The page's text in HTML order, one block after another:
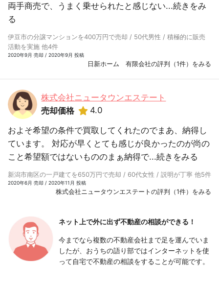
両手商売で、うまく乗せられたと感じない...続きをみ
る
伊豆市の分譲マンションを400万円で売却 / 50代男性 / 積極的に販売
活動を実施 他4件
2020年9月 売却 / 2020年9月 投稿
日新ホーム 有限会社の評判（1件）をみる
株式会社ニュータウンエステート
売却価格
4.0
およそ希望の条件で買取してくれたのでまあ、納得し
ています。 対応が早くとても感じが良かったのが尚の
こと希望額ではないもののまぁ納得で...続きをみる
新潟市南区の一戸建てを650万円で売却 / 60代女性 / 説明が丁寧 他5件
2020年6月 売却 / 2020年11月 投稿
株式会社ニュータウンエステートの評判（1件）をみる
ネット上で外に出ず不動産の相談ができる！
今までなら複数の不動産会社まで足を運んでいま
したが、おうちの語り部ではインターネットを使
って自宅で不動産の相談をすることが可能です。